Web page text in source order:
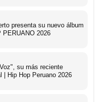
presenta su nuevo álbum
PERUANO 2026
su más reciente
| Hip Hop Peruano 2026